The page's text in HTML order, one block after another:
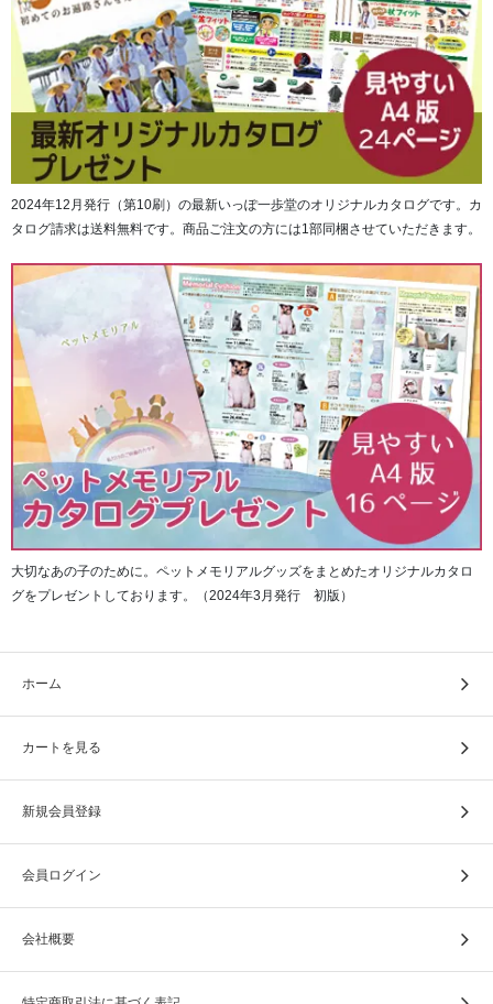
2024年12月発行（第10刷）の最新いっぽ一歩堂のオリジナルカタログです。カ
タログ請求は送料無料です。商品ご注文の方には1部同梱させていただきます。
大切なあの子のために。ペットメモリアルグッズをまとめたオリジナルカタロ
グをプレゼントしております。（2024年3月発行 初版）
ホーム
カートを見る
新規会員登録
会員ログイン
会社概要